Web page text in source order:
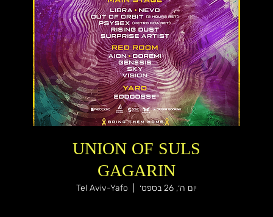
UNION OF SULS
GAGARIN
יום ה׳, 26 בספט׳ Tel Aviv-Yafo